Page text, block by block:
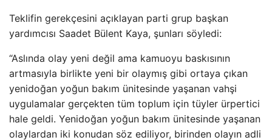
Teklifin gerekçesini açıklayan parti grup başkan
yardımcısı Saadet Bülent Kaya, şunları söyledi:
“Aslında olay yeni değil ama kamuoyu baskısının
artmasıyla birlikte yeni bir olaymış gibi ortaya çıkan
yenidoğan yoğun bakım ünitesinde yaşanan vahşi
uygulamalar gerçekten tüm toplum için tüyler ürpertici
hale geldi. Yenidoğan yoğun bakım ünitesinde yaşanan
olaylardan iki konudan söz ediliyor, birinden olayın adli